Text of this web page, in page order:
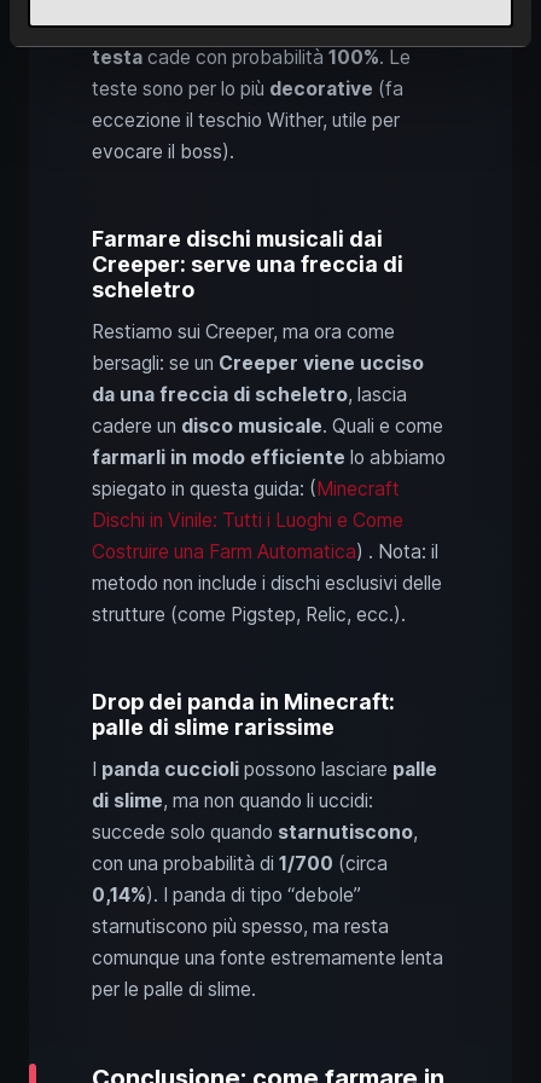
caricatouccide uno di questi mob, la loro
testa cade con probabilità 100%. Le
teste sono per lo più decorative (fa
eccezione il teschio Wither, utile per
evocare il boss).
Farmare dischi musicali dai
Creeper: serve una freccia di
scheletro
Restiamo sui Creeper, ma ora come
bersagli: se un Creeper viene ucciso
da una freccia di scheletro, lascia
cadere un disco musicale. Quali e come
farmarli in modo efficiente lo abbiamo
spiegato in questa guida: (Minecraft
Dischi in Vinile: Tutti i Luoghi e Come
Costruire una Farm Automatica) . Nota: il
metodo non include i dischi esclusivi delle
strutture (come Pigstep, Relic, ecc.).
Drop dei panda in Minecraft:
palle di slime rarissime
I panda cuccioli possono lasciare palle
di slime, ma non quando li uccidi:
succede solo quando starnutiscono,
con una probabilità di 1/700 (circa
0,14%). I panda di tipo “debole”
starnutiscono più spesso, ma resta
comunque una fonte estremamente lenta
per le palle di slime.